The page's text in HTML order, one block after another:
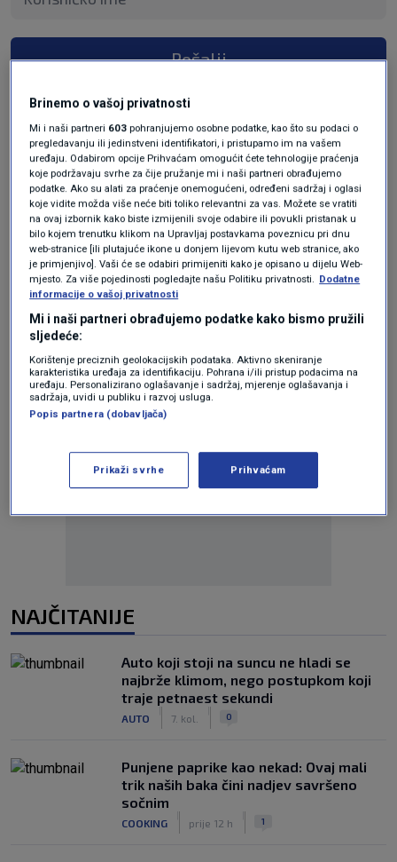
Pošalji
Oglas
NAJČITANIJE
Auto koji stoji na suncu ne hladi se
najbrže klimom, nego postupkom koji
traje petnaest sekundi
AUTO 7. kol. 0
Punjene paprike kao nekad: Ovaj mali
trik naših baka čini nadjev savršeno
sočnim
COOKING prije 12 h 1
Brinemo o vašoj privatnosti
Mi i naši partneri 603 pohranjujemo osobne podatke, kao što su podaci o
pregledavanju ili jedinstveni identifikatori, i pristupamo im na vašem
uređaju. Odabirom opcije Prihvaćam omogućit ćete tehnologije praćenja
koje podržavaju svrhe za čije pružanje mi i naši partneri obrađujemo
podatke. Ako su alati za praćenje onemogućeni, određeni sadržaj i oglasi
koje vidite možda više neće biti toliko relevantni za vas. Možete se vratiti
na ovaj izbornik kako biste izmijenili svoje odabire ili povukli pristanak u
bilo kojem trenutku klikom na Upravljaj postavkama poveznicu pri dnu
web-stranice [ili plutajuće ikone u donjem lijevom kutu web stranice, ako
je primjenjivo]. Vaši će se odabiri primijeniti kako je opisano u dijelu Web-
mjesto. Za više pojedinosti pogledajte našu Politiku privatnosti. Dodatne
informacije o vašoj privatnosti
Mi i naši partneri obrađujemo podatke kako bismo pružili
sljedeće:
Korištenje preciznih geolokacijskih podataka. Aktivno skeniranje
karakteristika uređaja za identifikaciju. Pohrana i/ili pristup podacima na
uređaju. Personalizirano oglašavanje i sadržaj, mjerenje oglašavanja i
sadržaja, uvidi u publiku i razvoj usluga.
Popis partnera (dobavljača)
Prikaži svrhe Prihvaćam